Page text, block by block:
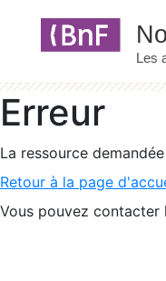
Erreur
La ressource
Retour à la page
Vous pouvez